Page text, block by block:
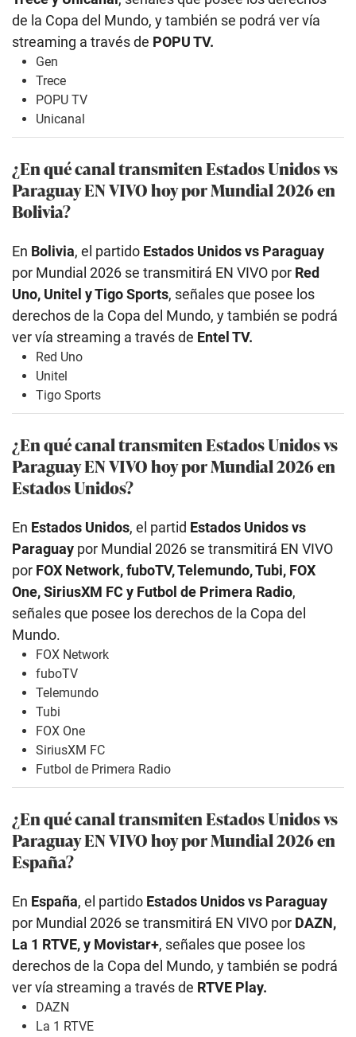
de la Copa del Mundo, y también se podrá ver vía
streaming a través de POPU TV.
Gen
Trece
POPU TV
Unicanal
¿En qué canal transmiten Estados Unidosvs
Paraguay EN VIVO hoy por Mundial 2026 en
Bolivia?
En Bolivia, el partido Estados Unidosvs Paraguay
por Mundial 2026 se transmitirá EN VIVO por Red
Uno, Unitel y Tigo Sports, señales que posee los
derechos de la Copa del Mundo, y también se podrá
ver vía streaming a través de Entel TV.
Red Uno
Unitel
Tigo Sports
¿En qué canal transmiten Estados Unidosvs
Paraguay EN VIVO hoy por Mundial 2026 en
Estados Unidos?
En Estados Unidos, el partid Estados Unidosvs
Paraguay por Mundial 2026 se transmitirá EN VIVO
por FOX Network, fuboTV, Telemundo, Tubi, FOX
One, SiriusXM FC y Futbol de Primera Radio,
señales que posee los derechos de la Copa del
Mundo.
FOX Network
fuboTV
Telemundo
Tubi
FOX One
SiriusXM FC
Futbol de Primera Radio
¿En qué canal transmiten Estados Unidosvs
Paraguay EN VIVO hoy por Mundial 2026 en
España?
En España, el partido Estados Unidosvs Paraguay
por Mundial 2026 se transmitirá EN VIVO por DAZN,
La 1 RTVE, y Movistar+, señales que posee los
derechos de la Copa del Mundo, y también se podrá
ver vía streaming a través de RTVE Play.
DAZN
La 1 RTVE